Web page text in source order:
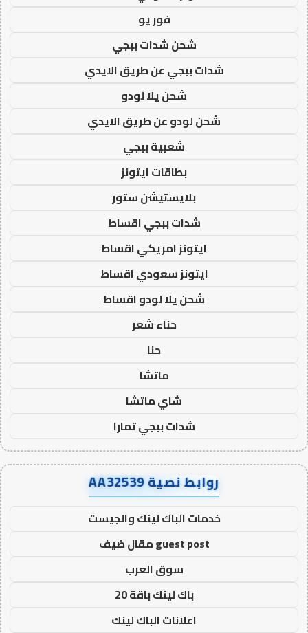
فور يو
شحن شدات ببجي
شدات ببجي عن طريق الايدي
شحن يلا لودو
شحن لودو عن طريق الايدي
شعبية ببجي
بطاقات ايتونز
بلايستيشن ستور
شدات ببجي اقساط
ايتونز امريكي اقساط
ايتونز سعودي اقساط
شحن يلا لودو اقساط
حناء شعر
حنا
ماتشا
شاي ماتشا
شدات ببجي تمارا
روابط نصية AA32539
خدمات الباك لينك والجيست
guest post مقال ضيف
سوق العرب
باك لينك باقة 20
اعلانات الباك لينك